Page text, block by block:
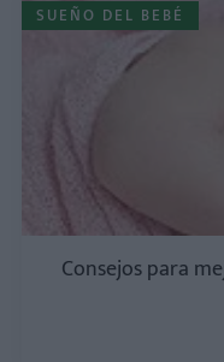
SUEÑO DEL BEBÉ
Consejos para